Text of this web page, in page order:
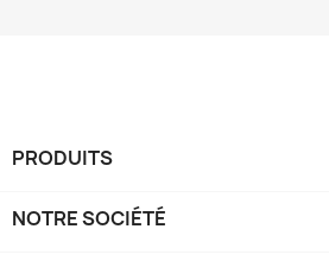
PRODUITS
NOTRE SOCIÉTÉ